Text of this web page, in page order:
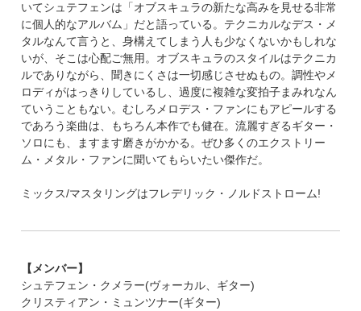
いてシュテフェンは「オブスキュラの新たな高みを見せる非常
に個人的なアルバム」だと語っている。テクニカルなデス・メ
タルなんて言うと、身構えてしまう人も少なくないかもしれな
いが、そこは心配ご無用。オブスキュラのスタイルはテクニカ
ルでありながら、聞きにくさは一切感じさせぬもの。調性やメ
ロディがはっきりしているし、過度に複雑な変拍子まみれなん
ていうこともない。むしろメロデス・ファンにもアピールする
であろう楽曲は、もちろん本作でも健在。流麗すぎるギター・
ソロにも、ますます磨きがかかる。ぜひ多くのエクストリー
ム・メタル・ファンに聞いてもらいたい傑作だ。
ミックス/マスタリングはフレデリック・ノルドストローム!
【メンバー】
シュテフェン・クメラー(ヴォーカル、ギター)
クリスティアン・ミュンツナー(ギター)